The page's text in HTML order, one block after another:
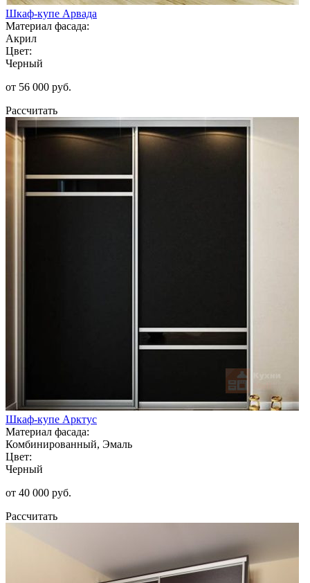
Шкаф-купе Арвада
Материал фасада:
Акрил
Цвет:
Черный
от 56 000 руб.
Рассчитать
Шкаф-купе Арктус
Материал фасада:
Комбинированный, Эмаль
Цвет:
Черный
от 40 000 руб.
Рассчитать